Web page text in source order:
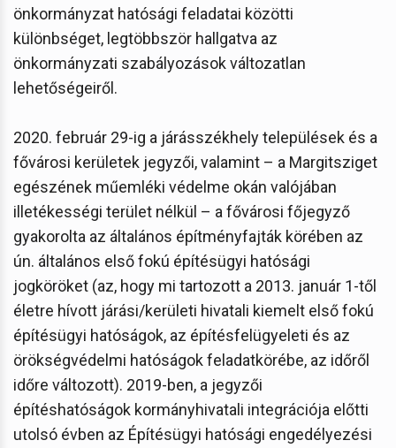
önkormányzat hatósági feladatai közötti
különbséget, legtöbbször hallgatva az
önkormányzati szabályozások változatlan
lehetőségeiről.
2020. február 29-ig a járásszékhely települések és a
fővárosi kerületek jegyzői, valamint – a Margitsziget
egészének műemléki védelme okán valójában
illetékességi terület nélkül – a fővárosi főjegyző
gyakorolta az általános építményfajták körében az
ún. általános első fokú építésügyi hatósági
jogköröket (az, hogy mi tartozott a 2013. január 1-től
életre hívott járási/kerületi hivatali kiemelt első fokú
építésügyi hatóságok, az építésfelügyeleti és az
örökségvédelmi hatóságok feladatkörébe, az időről
időre változott). 2019-ben, a jegyzői
építéshatóságok kormányhivatali integrációja előtti
utolsó évben az Építésügyi hatósági engedélyezési